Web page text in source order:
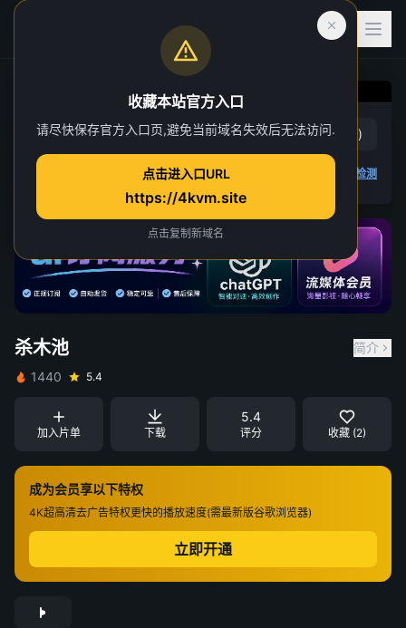
杀木池 赞(0) 踩 )
4K 视频无法播放 播放检测
杀木池
简介
1440
5.4
加入片单 下载
5.4
评分 收藏 (2)
成为会员享以下特权
4K超高清去广告特权更快的播放速度(需最新版谷歌浏览器)
立即开通
收藏本站官方入口
请尽快保存官方入口页,避免当前域名失效后无法访问.
点击进入口URL
https://4kvm.site
点击复制新域名